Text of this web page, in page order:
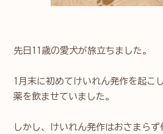
先日11歳の愛犬が旅立ちました。
1月末に初めてけいれん発作を起こ
薬を飲ませていました。
しかし、けいれん発作はおさまら